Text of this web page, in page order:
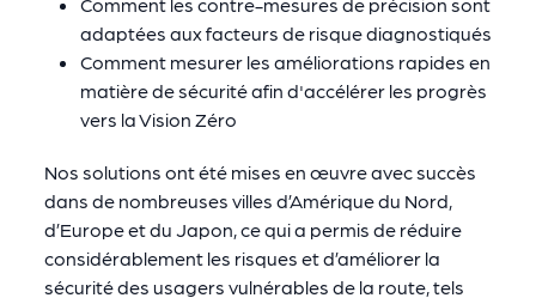
Comment les contre-mesures de précision sont
adaptées aux facteurs de risque diagnostiqués
Comment mesurer les améliorations rapides en
matière de sécurité afin d'accélérer les progrès
vers la Vision Zéro
Nos solutions ont été mises en œuvre avec succès
dans de nombreuses villes d’Amérique du Nord,
d’Europe et du Japon, ce qui a permis de réduire
considérablement les risques et d’améliorer la
sécurité des usagers vulnérables de la route, tels